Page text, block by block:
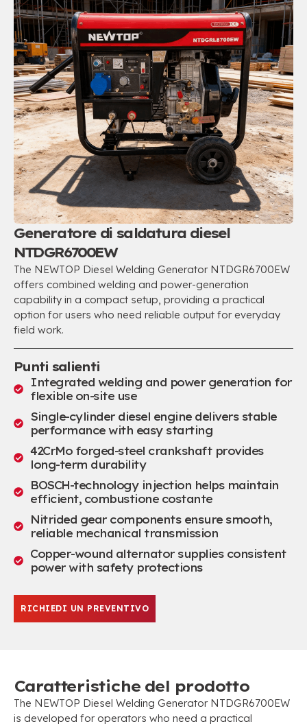
Generatore di saldatura diesel
NTDGR6700EW
The NEWTOP Diesel Welding Generator NTDGR6700EW
offers combined welding and power-generation
capability in a compact setup, providing a practical
option for users who need reliable output for everyday
field work.
Punti salienti
Integrated welding and power generation for
flexible on-site use
Single-cylinder diesel engine delivers stable
performance with easy starting
42CrMo forged-steel crankshaft provides
long-term durability
BOSCH-technology injection helps maintain
efficient, combustione costante
Nitrided gear components ensure smooth,
reliable mechanical transmission
Copper-wound alternator supplies consistent
power with safety protections
RICHIEDI UN PREVENTIVO
Caratteristiche del prodotto
The NEWTOP Diesel Welding Generator NTDGR6700EW
is developed for operators who need a practical